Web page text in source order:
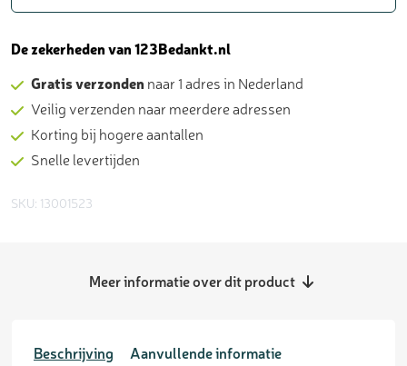
De zekerheden van 123Bedankt.nl
Gratis verzonden naar 1 adres in Nederland
Veilig verzenden naar meerdere adressen
Korting bij hogere aantallen
Snelle levertijden
SKU: 13001523
Meer informatie over dit product
Beschrijving Aanvullende informatie